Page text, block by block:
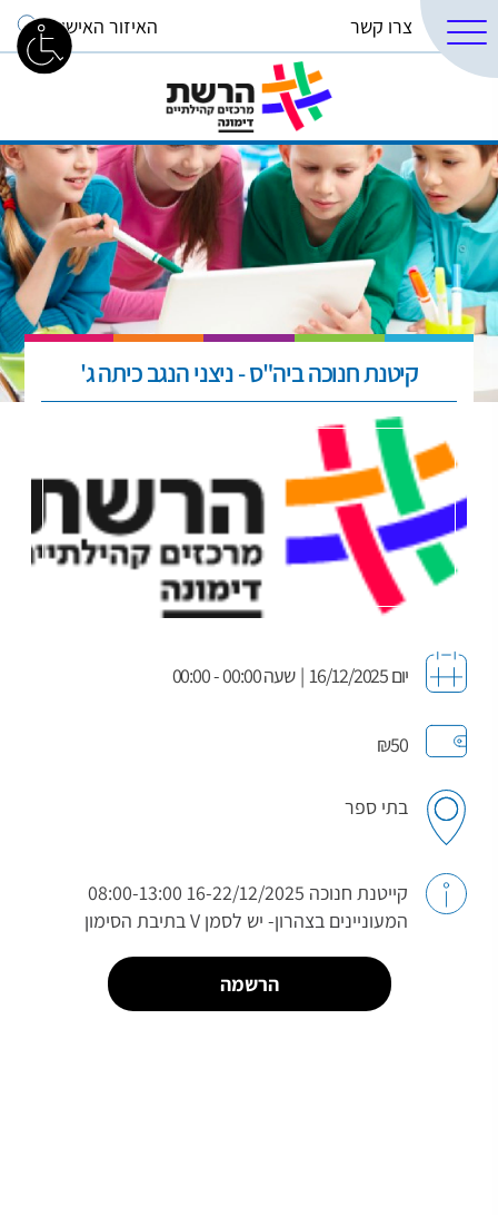
צרו קשר האיזור האישי
קיטנת חנוכה ביה"ס - ניצני הנגב כיתה ג'
יום 16/12/2025 | שעה 00:00 - 00:00
₪50
בתי ספר
קייטנת חנוכה 16-22/12/2025 08:00-13:00
המעוניינים בצהרון- יש לסמן V בתיבת הסימון
הרשמה